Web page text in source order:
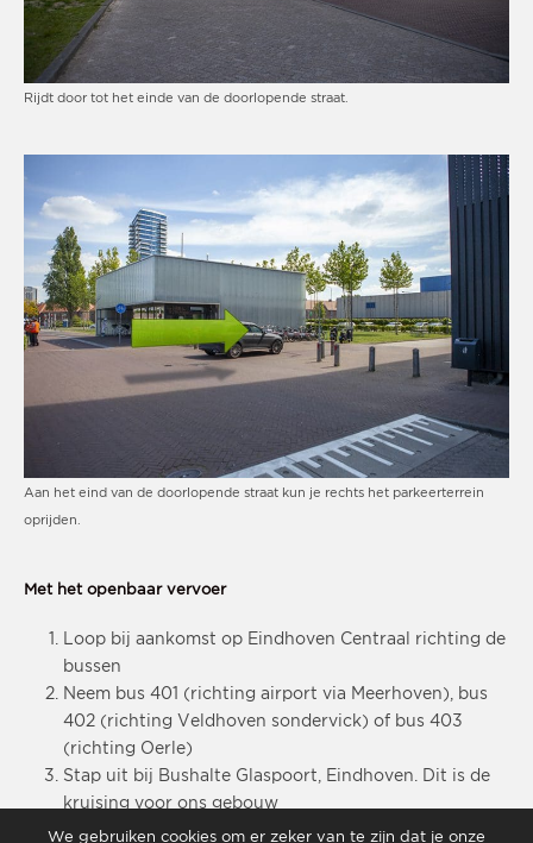
Rijdt door tot het einde van de doorlopende straat.
Aan het eind van de doorlopende straat kun je rechts het parkeerterrein
oprijden.
Met het openbaar vervoer
Loop bij aankomst op Eindhoven Centraal richting de
bussen
Neem bus 401 (richting airport via Meerhoven), bus
402 (richting Veldhoven sondervick) of bus 403
(richting Oerle)
Stap uit bij Bushalte Glaspoort, Eindhoven. Dit is de
kruising voor ons gebouw
Je ziet de Portierslodge met daarnaast een slagboom,
We gebruiken cookies om er zeker van te zijn dat je onze